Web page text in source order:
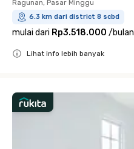
Ragunan, Pasar Minggu
6.3 km dari district 8 scbd
mulai dari Rp3.518.000 /bulan
Lihat info lebih banyak